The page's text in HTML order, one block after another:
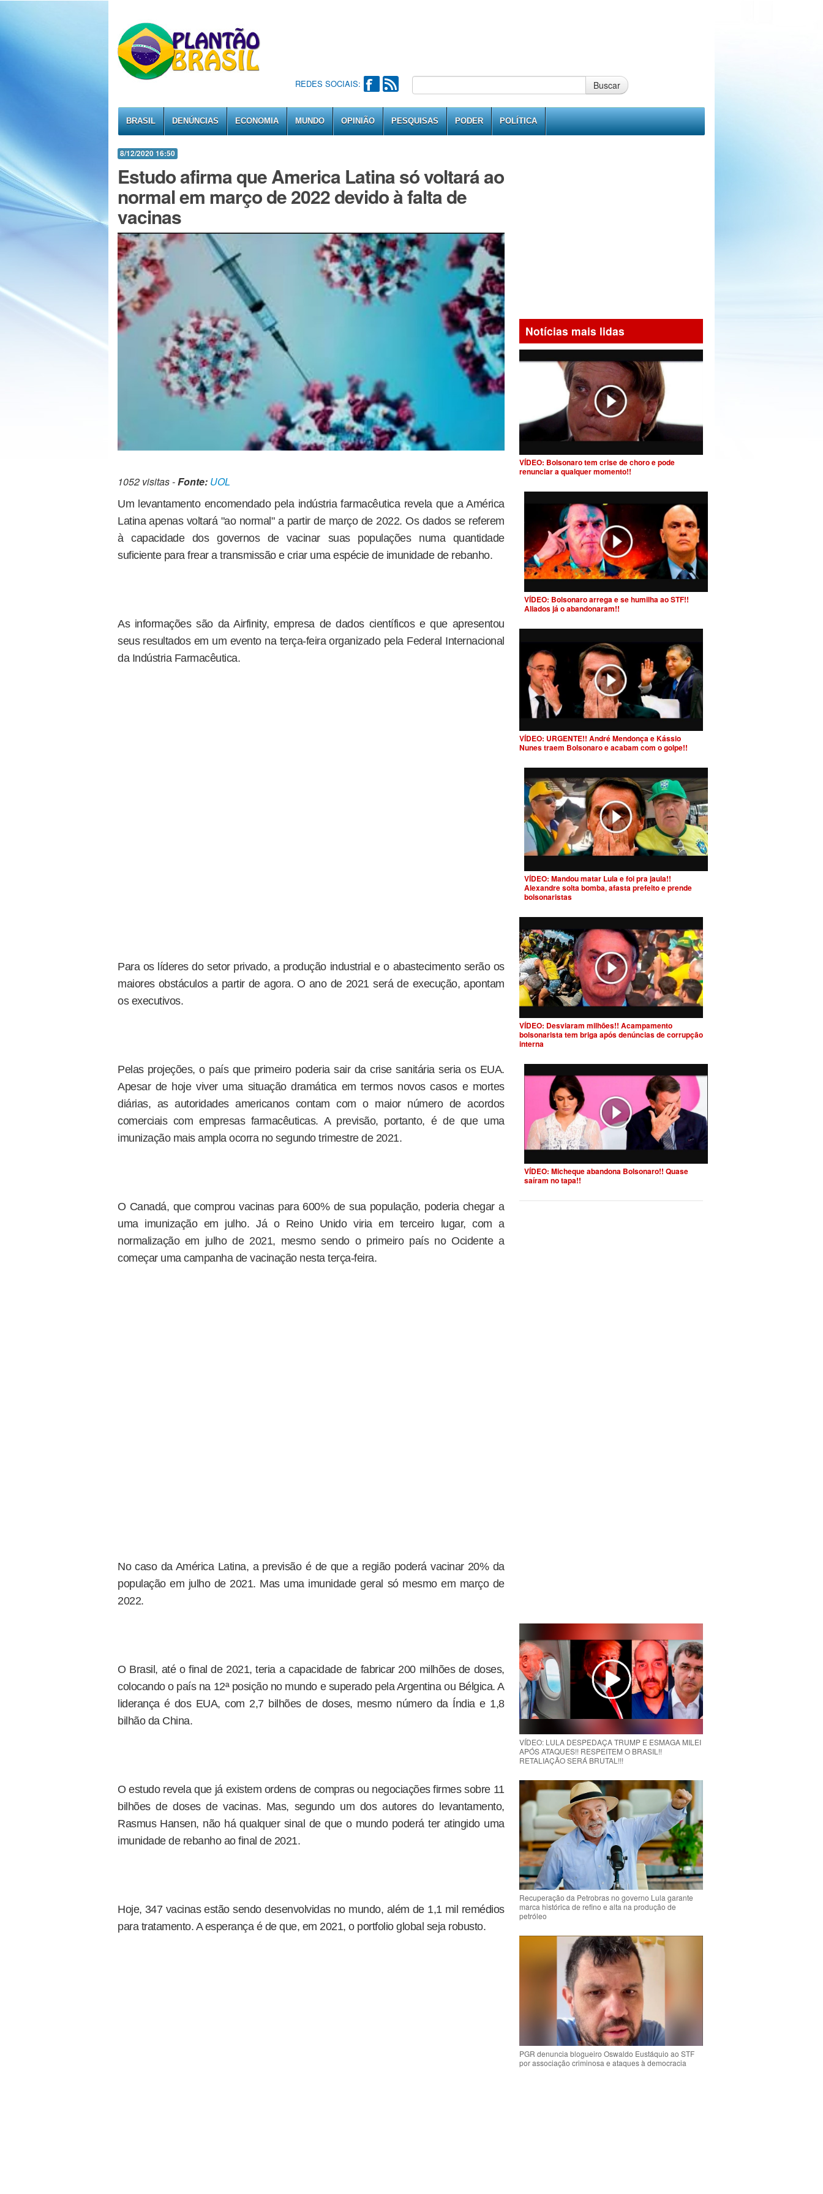
REDES SOCIAIS: Buscar
BRASIL DENÚNCIAS ECONOMIA MUNDO OPINIÃO PESQUISAS PODER POLÍTICA
8/12/2020 16:50
Estudo afirma que America Latina só voltará ao
normal em março de 2022 devido à falta de
vacinas
1052 visitas -Fonte: UOL
Um levantamento encomendado pela indústria farmacêutica revela que a América
Latina apenas voltará "ao normal" a partir de março de 2022. Os dados se referem
à capacidade dos governos de vacinar suas populações numa quantidade
suficiente para frear a transmissão e criar uma espécie de imunidade de rebanho.
As informações são da Airfinity, empresa de dados científicos e que apresentou
seus resultados em um evento na terça-feira organizado pela Federal Internacional
da Indústria Farmacêutica.
Para os líderes do setor privado, a produção industrial e o abastecimento serão os
maiores obstáculos a partir de agora. O ano de 2021 será de execução, apontam
os executivos.
Pelas projeções, o país que primeiro poderia sair da crise sanitária seria os EUA.
Apesar de hoje viver uma situação dramática em termos novos casos e mortes
diárias, as autoridades americanos contam com o maior número de acordos
comerciais com empresas farmacêuticas. A previsão, portanto, é de que uma
imunização mais ampla ocorra no segundo trimestre de 2021.
O Canadá, que comprou vacinas para 600% de sua população, poderia chegar a
uma imunização em julho. Já o Reino Unido viria em terceiro lugar, com a
normalização em julho de 2021, mesmo sendo o primeiro país no Ocidente a
começar uma campanha de vacinação nesta terça-feira.
No caso da América Latina, a previsão é de que a região poderá vacinar 20% da
população em julho de 2021. Mas uma imunidade geral só mesmo em março de
2022.
O Brasil, até o final de 2021, teria a capacidade de fabricar 200 milhões de doses,
colocando o país na 12ª posição no mundo e superado pela Argentina ou Bélgica. A
liderança é dos EUA, com 2,7 bilhões de doses, mesmo número da Índia e 1,8
bilhão da China.
O estudo revela que já existem ordens de compras ou negociações firmes sobre 11
bilhões de doses de vacinas. Mas, segundo um dos autores do levantamento,
Rasmus Hansen, não há qualquer sinal de que o mundo poderá ter atingido uma
imunidade de rebanho ao final de 2021.
Hoje, 347 vacinas estão sendo desenvolvidas no mundo, além de 1,1 mil remédios
para tratamento. A esperança é de que, em 2021, o portfolio global seja robusto.
Notícias mais lidas
VÍDEO: Bolsonaro tem crise de choro e pode
renunciar a qualquer momento!!
VÍDEO: Bolsonaro arrega e se humilha ao STF!!
Aliados já o abandonaram!!
VÍDEO: URGENTE!! André Mendonça e Kássio
Nunes traem Bolsonaro e acabam com o golpe!!
VÍDEO: Mandou matar Lula e foi pra jaula!!
Alexandre solta bomba, afasta prefeito e prende
bolsonaristas
VÍDEO: Desviaram milhões!! Acampamento
bolsonarista tem briga após denúncias de corrupção
interna
VÍDEO: Micheque abandona Bolsonaro!! Quase
saíram no tapa!!
VÍDEO: LULA DESPEDAÇA TRUMP E ESMAGA MILEI
APÓS ATAQUES!! RESPEITEM O BRASIL!!
RETALIAÇÃO SERÁ BRUTAL!!!
Recuperação da Petrobras no governo Lula garante
marca histórica de refino e alta na produção de
petróleo
PGR denuncia blogueiro Oswaldo Eustáquio ao STF
por associação criminosa e ataques à democracia